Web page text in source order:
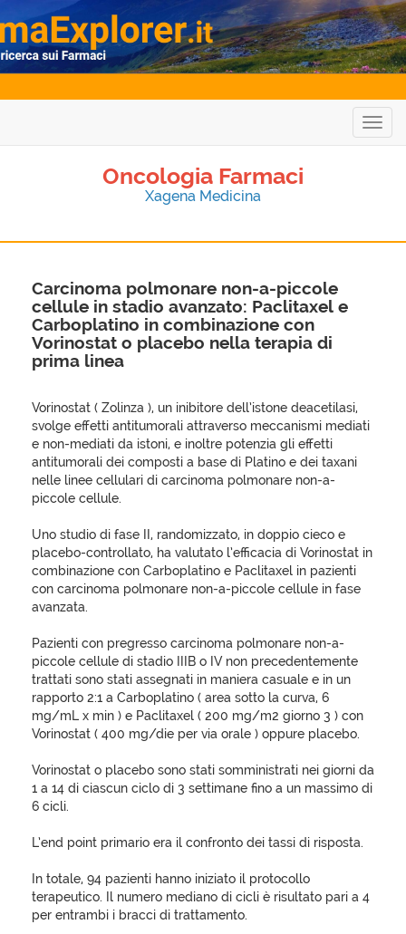
Oncologia Farmaci
Xagena Medicina
Carcinoma polmonare non-a-piccole
cellule in stadio avanzato: Paclitaxel e
Carboplatino in combinazione con
Vorinostat o placebo nella terapia di
prima linea
Vorinostat ( Zolinza ), un inibitore dell’istone deacetilasi,
svolge effetti antitumorali attraverso meccanismi mediati
e non-mediati da istoni, e inoltre potenzia gli effetti
antitumorali dei composti a base di Platino e dei taxani
nelle linee cellulari di carcinoma polmonare non-a-
piccole cellule.
Uno studio di fase II, randomizzato, in doppio cieco e
placebo-controllato, ha valutato l’efficacia di Vorinostat in
combinazione con Carboplatino e Paclitaxel in pazienti
con carcinoma polmonare non-a-piccole cellule in fase
avanzata.
Pazienti con pregresso carcinoma polmonare non-a-
piccole cellule di stadio IIIB o IV non precedentemente
trattati sono stati assegnati in maniera casuale e in un
rapporto 2:1 a Carboplatino ( area sotto la curva, 6
mg/mL x min ) e Paclitaxel ( 200 mg/m2 giorno 3 ) con
Vorinostat ( 400 mg/die per via orale ) oppure placebo.
Vorinostat o placebo sono stati somministrati nei giorni da
1 a 14 di ciascun ciclo di 3 settimane fino a un massimo di
6 cicli.
L’end point primario era il confronto dei tassi di risposta.
In totale, 94 pazienti hanno iniziato il protocollo
terapeutico. Il numero mediano di cicli è risultato pari a 4
per entrambi i bracci di trattamento.